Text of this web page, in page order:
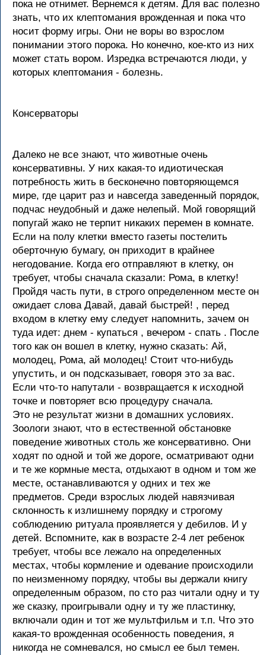
пока не отнимет. Вернемся к детям. Для вас полезно
знать, что их клептомания врожденная и пока что
носит форму игры. Они не воры во взрослом
понимании этого порока. Но конечно, кое-кто из них
может стать вором. Изредка встречаются люди, у
которых клептомания - болезнь.
Консерваторы
Далеко не все знают, что животные очень
консервативны. У них какая-то идиотическая
потребность жить в бесконечно повторяющемся
мире, где царит раз и навсегда заведенный порядок,
подчас неудобный и даже нелепый. Мой говорящий
попугай жако не терпит никаких перемен в комнате.
Если на полу клетки вместо газеты постелить
оберточную бумагу, он приходит в крайнее
негодование. Когда его отправляют в клетку, он
требует, чтобы сначала сказали: Рома, в клетку!
Пройдя часть пути, в строго определенном месте он
ожидает слова Давай, давай быстрей! , перед
входом в клетку ему следует напомнить, зачем он
туда идет: днем - купаться , вечером - спать . После
того как он вошел в клетку, нужно сказать: Ай,
молодец, Рома, ай молодец! Стоит что-нибудь
упустить, и он подсказывает, говоря это за вас.
Если что-то напутали - возвращается к исходной
точке и повторяет всю процедуру сначала.
Это не результат жизни в домашних условиях.
Зоологи знают, что в естественной обстановке
поведение животных столь же консервативно. Они
ходят по одной и той же дороге, осматривают одни
и те же кормные места, отдыхают в одном и том же
месте, останавливаются у одних и тех же
предметов. Среди взрослых людей навязчивая
склонность к излишнему порядку и строгому
соблюдению ритуала проявляется у дебилов. И у
детей. Вспомните, как в возрасте 2-4 лет ребенок
требует, чтобы все лежало на определенных
местах, чтобы кормление и одевание происходили
по неизменному порядку, чтобы вы держали книгу
определенным образом, по сто раз читали одну и ту
же сказку, проигрывали одну и ту же пластинку,
включали один и тот же мультфильм и т.п. Что это
какая-то врожденная особенность поведения, я
никогда не сомневался, но смысл ее был темен.